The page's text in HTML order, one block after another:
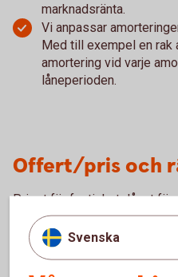
marknadsränta.
Vi anpassar
Med till exempel en rak
amortering vid varje
låneperioden.
Offert/pris och
Priset för fastighetslånet för
individuellt och sätts utifrån
bankengagemang. Kontakta
Svenska